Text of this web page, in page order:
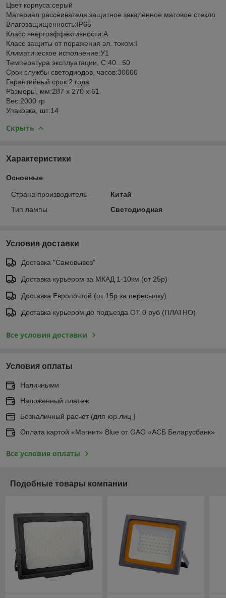
Цвет корпуса:серый
Материал рассеивателя:защитное закалённое матовое стекло
Влагозащищенность:IP65
Класс энергоэффективности:A
Класс защиты от поражения эл. током:I
Климатическое исполнение:У1
Температура эксплуатации, С:40...50
Срок службы светодиодов, часов:30000
Гарантийный срок:2 года
Размеры, мм:287 x 270 x 61
Вес:2000 гр
Упаковка, шт:14
Скрыть
Характеристики
Основные
Страна производитель
Китай
Тип лампы
Светодиодная
Условия доставки
Доставка "Самовывоз"
Доставка курьером за МКАД 1-10км (от 25р)
Доставка Европочтой (от 15р за пересылку)
Доставка курьером до подъезда ОТ 0 руб (ПЛАТНО)
Все условия доставки
Условия оплаты
Наличными
Наложенный платеж
Безналичный расчет (для юр.лиц )
Оплата картой «Магнит» Blue от ОАО «АСБ Беларусбанк»
Все условия оплаты
Подобные товары компании